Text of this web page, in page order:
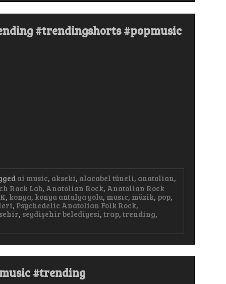
#trendingshorts #popmusic
ai music, akseki, alacabel tüneli, anatolian,
Rock Lab, Anatolian Rock, Anatolian Rock
, konya, konya antalya yolu, musıc, müzik, pop,
, Psychedelic Anatolian Folk Rock,
, seydişehir belediyesi, trap, trending,
#music #trending #trendingshorts #popmusic
#trending